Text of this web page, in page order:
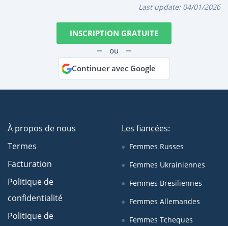
Last update: 04/01/2026
INSCRIPTION GRATUITE
ou
Continuer avec Google
À propos de nous
Termes
Facturation
Politique de
confidentialité
Politique de
Les fiancées:
Femmes Russes
Femmes Ukrainiennes
Femmes Bresiliennes
Femmes Allemandes
Femmes Tcheques